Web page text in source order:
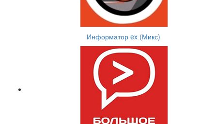
Информатор ex (Микс)